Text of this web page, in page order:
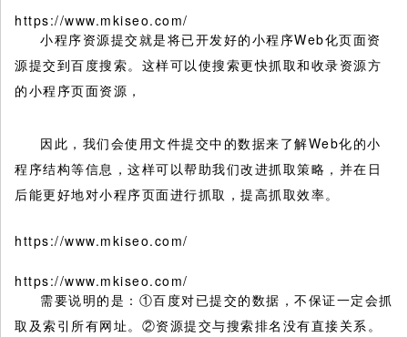
https://www.mkiseo.com/
小程序资源提交就是将已开发好的小程序Web化页面资
源提交到百度搜索。这样可以使搜索更快抓取和收录资源方
的小程序页面资源，
因此，我们会使用文件提交中的数据来了解Web化的小
程序结构等信息，这样可以帮助我们改进抓取策略，并在日
后能更好地对小程序页面进行抓取，提高抓取效率。
https://www.mkiseo.com/
https://www.mkiseo.com/
需要说明的是：①百度对已提交的数据，不保证一定会抓
取及索引所有网址。②资源提交与搜索排名没有直接关系。